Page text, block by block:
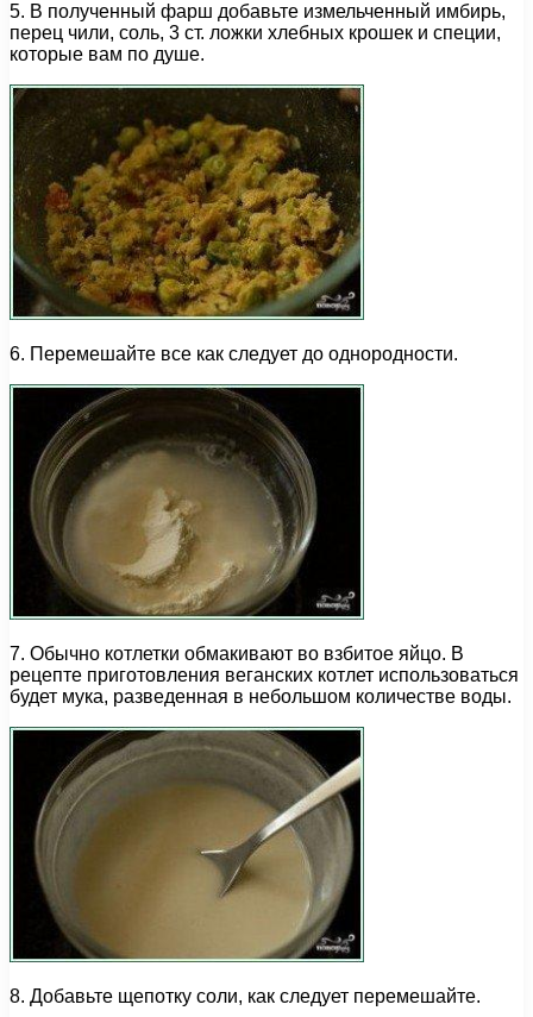
5. В полученный фарш добавьте измельченный имбирь,
перец чили, соль, 3 ст. ложки хлебных крошек и специи,
которые вам по душе.
6. Перемешайте все как следует до однородности.
7. Обычно котлетки обмакивают во взбитое яйцо. В
рецепте приготовления веганских котлет использоваться
будет мука, разведенная в небольшом количестве воды.
8. Добавьте щепотку соли, как следует перемешайте.